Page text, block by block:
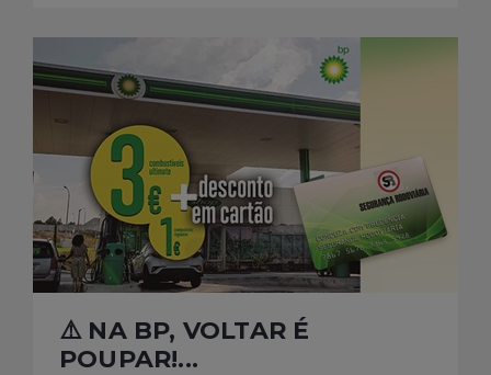
⚠️ NA BP, VOLTAR É
POUPAR!...